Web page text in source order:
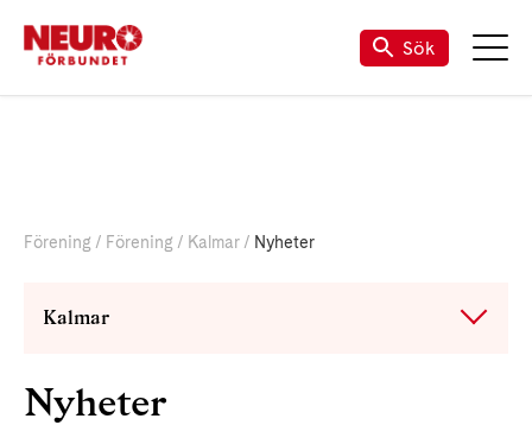
Sök
Förening Förening Kalmar Nyheter
Kalmar
Nyheter